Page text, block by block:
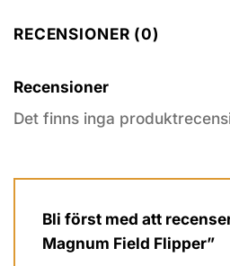
RECENSIONER (0)
Recensioner
Det finns inga
Bli först med att
Magnum Field Flipper”